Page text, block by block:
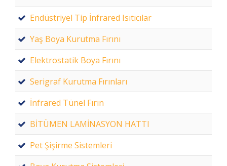
Endüstriyel Tip İnfrared Isıtıcılar
Yaş Boya Kurutma Fırını
Elektrostatik Boya Fırını
Serigraf Kurutma Fırınları
İnfrared Tünel Fırın
BİTÜMEN LAMİNASYON HATTI
Pet Şişirme Sistemleri